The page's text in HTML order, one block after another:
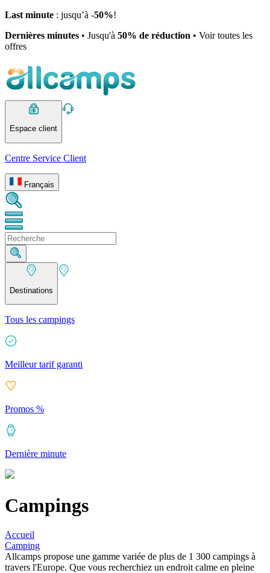
Last minute : jusqu’à -50%!
Dernières minutes • Jusqu'à 50% de réduction • Voir toutes les
offres
Espace client
Centre Service Client
Français
Destinations
Tous les campings
Meilleur tarif garanti
Promos %
Dernière minute
Campings
Accueil
Camping
Allcamps propose une gamme variée de plus de 1 300 campings à
travers l'Europe. Que vous recherchiez un endroit calme en pleine